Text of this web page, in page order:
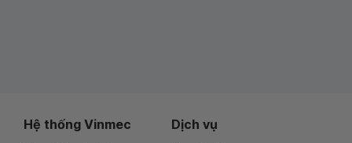
Hệ thống Vinmec Dịch vụ